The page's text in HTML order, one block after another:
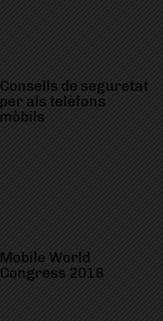
Consells de seguretat
per als telèfons
mòbils
Mobile World
Congress 2018